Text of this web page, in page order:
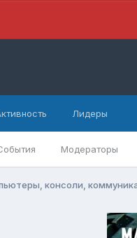
Модераторы
Лидеры
консоли,